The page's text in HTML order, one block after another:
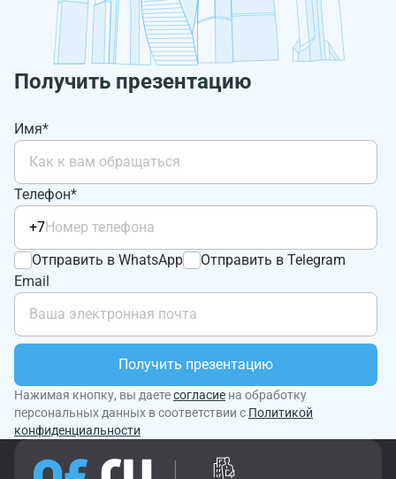
Получить презентацию
Имя*
Телефон*
+7
Отправить в WhatsApp
Отправить в Telegram
Email
Получить презентацию
Нажимая кнопку, вы даетесогласие на обработку
персональных данных в соответствии с Политикой
конфиденциальности